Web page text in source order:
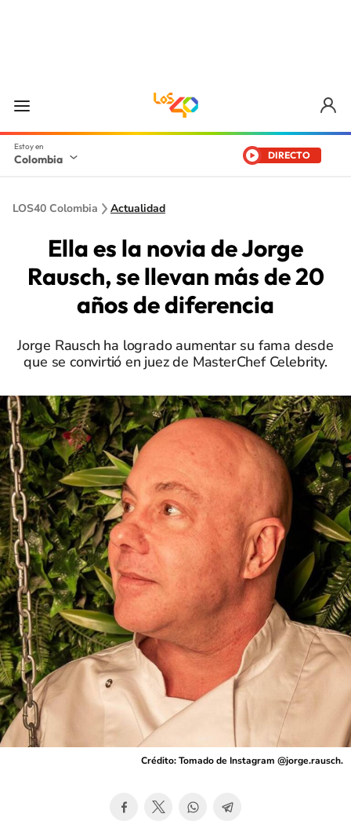
Colombia DIRECTO
LOS40 Colombia Actualidad
Ella es la novia de Jorge
Rausch, se llevan más de 20
años de diferencia
Jorge Rausch ha logrado aumentar su fama desde
que se convirtió en juez de MasterChef Celebrity.
Crédito: Tomado de Instagram @jorge.rausch.